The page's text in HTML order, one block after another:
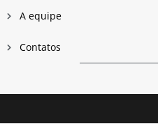
A equipe
Contatos